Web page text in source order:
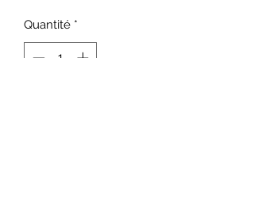
Quantité *